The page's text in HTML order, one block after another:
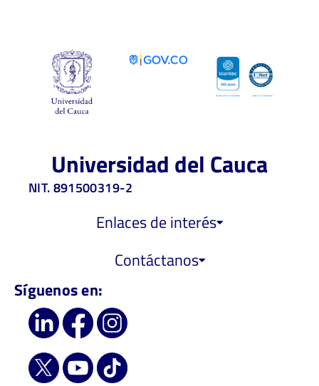
Universidad del Cauca
NIT. 891500319-2
Enlaces de interés
Contáctanos
Síguenos en: